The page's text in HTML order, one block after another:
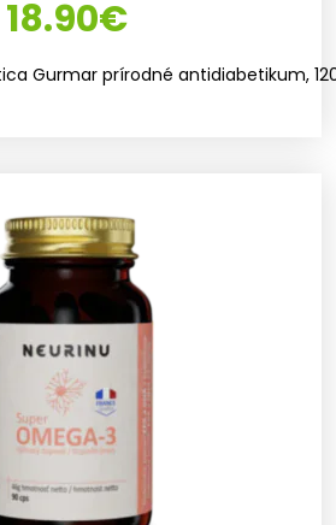
18.90€
Gurmar prírodné antidiabetikum,